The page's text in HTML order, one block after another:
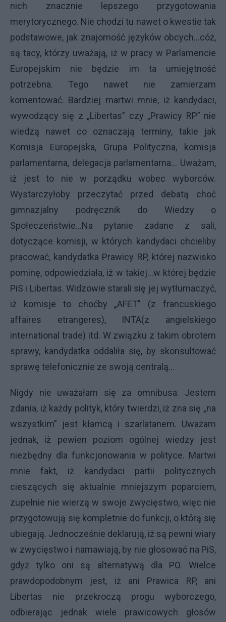
nich znacznie lepszego przygotowania
merytorycznego. Nie chodzi tu nawet o kwestie tak
podstawowe, jak znajomość języków obcych…cóż,
są tacy, którzy uważają, iż w pracy w Parlamencie
Europejskim nie będzie im ta umiejętność
potrzebna. Tego nawet nie zamierzam
komentować. Bardziej martwi mnie, iż kandydaci,
wywodzący się z „Libertas” czy „Prawicy RP” nie
wiedzą nawet co oznaczają terminy, takie jak
Komisja Europejska, Grupa Polityczna, komisja
parlamentarna, delegacja parlamentarna… Uważam,
iż jest to nie w porządku wobec wyborców.
Wystarczyłoby przeczytać przed debatą choć
gimnazjalny podręcznik do Wiedzy o
Społeczeństwie…Na pytanie zadane z sali,
dotyczące komisji, w których kandydaci chcieliby
pracować, kandydatka Prawicy RP, której nazwisko
pominę, odpowiedziała, iż w takiej…w której będzie
PiS i Libertas. Widzowie starali się jej wytłumaczyć,
iż komisje to choćby „AFET” (z francuskiego
affaires etrangeres), INTA(z angielskiego
international trade) itd. W związku z takim obrotem
sprawy, kandydatka oddaliła się, by skonsultować
sprawę telefonicznie ze swoją centralą…
Nigdy nie uważałam się za omnibusa. Jestem
zdania, iż każdy polityk, który twierdzi, iż zna się „na
wszystkim” jest kłamcą i szarlatanem. Uważam
jednak, iż pewien poziom ogólnej wiedzy jest
niezbędny dla funkcjonowania w polityce. Martwi
mnie fakt, iż kandydaci partii politycznych
cieszących się aktualnie mniejszym poparciem,
zupełnie nie wierzą w swoje zwycięstwo, więc nie
przygotowują się kompletnie do funkcji, o którą się
ubiegają. Jednocześnie deklarują, iż są pewni wiary
w zwycięstwo i namawiają, by nie głosować na PiS,
gdyż tylko oni są alternatywą dla PO. Wielce
prawdopodobnym jest, iż ani Prawica RP, ani
Libertas nie przekroczą progu wyborczego,
odbierając jednak wiele prawicowych głosów